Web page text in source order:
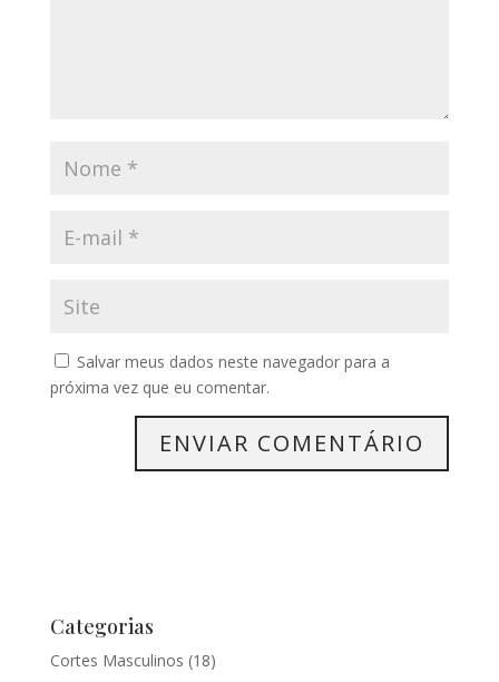
Salvar meus dados neste navegador para a
próxima vez que eu comentar.
Categorias
Cortes Masculinos (18)